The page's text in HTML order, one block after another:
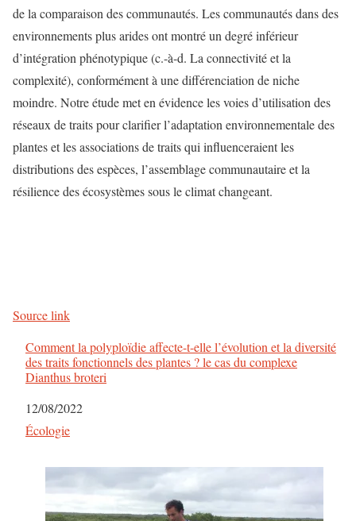
de la comparaison des communautés. Les communautés dans des
environnements plus arides ont montré un degré inférieur
d’intégration phénotypique (c.-à-d. La connectivité et la
complexité), conformément à une différenciation de niche
moindre. Notre étude met en évidence les voies d’utilisation des
réseaux de traits pour clarifier l’adaptation environnementale des
plantes et les associations de traits qui influenceraient les
distributions des espèces, l’assemblage communautaire et la
résilience des écosystèmes sous le climat changeant.
Source link
Comment la polyploïdie affecte-t-elle l’évolution et la diversité
des traits fonctionnels des plantes ? le cas du complexe
Dianthus broteri
Date
12/08/2022
Par rapport à
Écologie